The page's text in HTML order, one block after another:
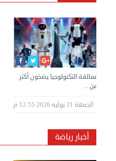
عمالقة التكنولوجيا يضخون أكثر
من ...
الجمعة 31 يوليه 2026 12:55 م
أخبار رياضة